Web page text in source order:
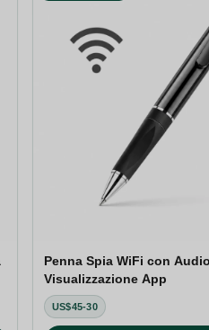
Penna Spia WiFi con
Visualizzazione App
US$45-30